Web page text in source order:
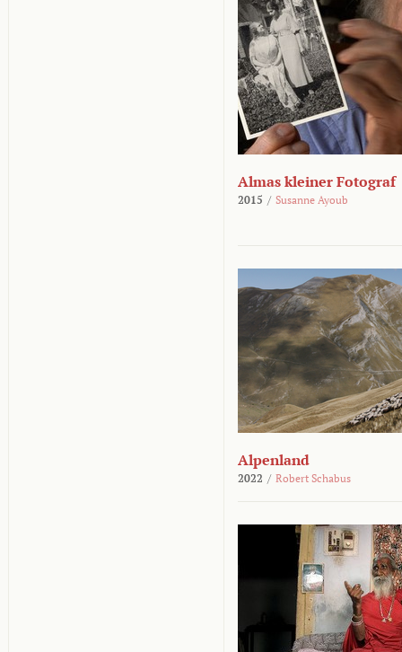
Almas kleiner Fotograf
2015 / Susanne Ayoub
Alpenland
2022 / Robert Schabus